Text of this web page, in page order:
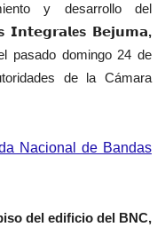
y desarrollo del
𝗜𝗻𝘁𝗲𝗴𝗿𝗮𝗹es 𝗕𝗲𝗷𝘂𝗺𝗮,
pasado domingo 24 de
de la Cámara
Nacional de Bandas
del edificio del BNC,